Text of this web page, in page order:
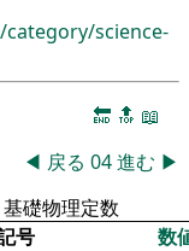
science-
🔚 🔝 📖
◀ 戻る 04進む ▶
基礎物理定数
号
数